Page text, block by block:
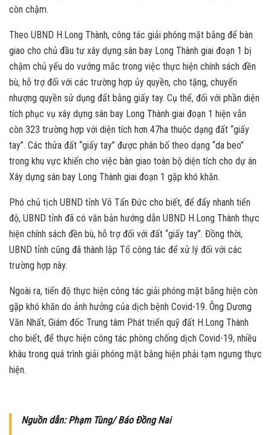
còn chậm.
Theo UBND H.Long Thành, công tác giải phóng mặt bằng để bàn
giao cho chủ đầu tư xây dựng sân bay Long Thành giai đoạn 1 bị
chậm chủ yếu do vướng mắc trong việc thực hiện chính sách đền
bù, hỗ trợ đối với các trường hợp ủy quyền, cho tặng, chuyển
nhượng quyền sử dụng đất bằng giấy tay. Cụ thể, đối với phần diện
tích phục vụ xây dựng sân bay Long Thành giai đoạn 1 hiện vẫn
còn 323 trường hợp với diện tích hơn 47ha thuộc dạng đất “giấy
tay”. Các thửa đất “giấy tay” được phân bố theo dạng “da beo”
trong khu vực khiến cho việc bàn giao toàn bộ diện tích cho dự án
Xây dựng sân bay Long Thành giai đoạn 1 gặp khó khăn.
Phó chủ tịch UBND tỉnh Võ Tấn Đức cho biết, để đẩy nhanh tiến
độ, UBND tỉnh đã có văn bản hướng dẫn UBND H.Long Thành thực
hiện chính sách đền bù, hỗ trợ đối với đất “giấy tay”. Đồng thời,
UBND tỉnh cũng đã thành lập Tổ công tác để xử lý đối với các
trường hợp này.
Ngoài ra, tiến độ thực hiện công tác giải phóng mặt bằng hiện còn
gặp khó khăn do ảnh hưởng của dịch bệnh Covid-19. Ông Dương
Văn Nhất, Giám đốc Trung tâm Phát triển quỹ đất H.Long Thành
cho biết, để thực hiện công tác phòng chống dịch Covid-19, nhiều
khâu trong quá trình giải phóng mặt bằng hiện phải tạm ngưng thực
hiện.
Nguồn dẫn: Phạm Tùng/ Báo Đồng Nai